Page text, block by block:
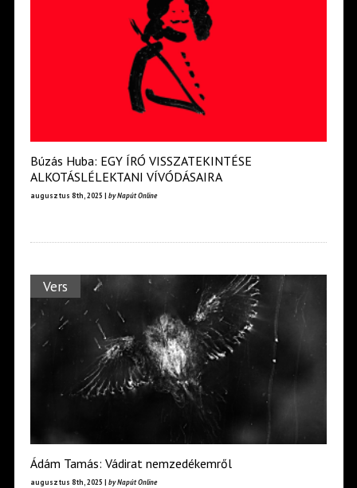
Búzás Huba: EGY ÍRÓ VISSZATEKINTÉSE
ALKOTÁSLÉLEKTANI VÍVÓDÁSAIRA
augusztus 8th, 2025 | by Napút Online
Vers
Ádám Tamás: Vádirat nemzedékemről
augusztus 8th, 2025 | by Napút Online